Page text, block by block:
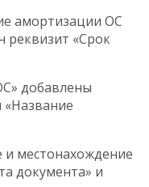
амортизации ОС
реквизит «Срок
добавлены
«Название
и местонахождение
документа» и